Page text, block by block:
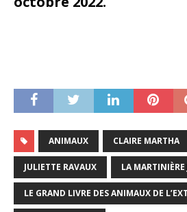
ANIMAUX CLAIRE MARTHA
JULIETTE RAVAUX LA MARTINIÈRE
LE GRAND LIVRE DES ANIMAUX DE